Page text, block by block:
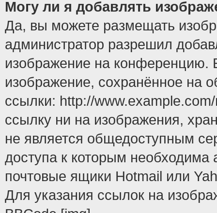
Могу ли я добавлять
Да, вы можете размещать
администратор разрешил
изображение на конференцию.
изображение, сохранённое на
ссылки: http://
ссылку ни на изображения,
не является общедоступным
доступа к которым
почтовые ящики Hotmail или
Для указания ссылок на